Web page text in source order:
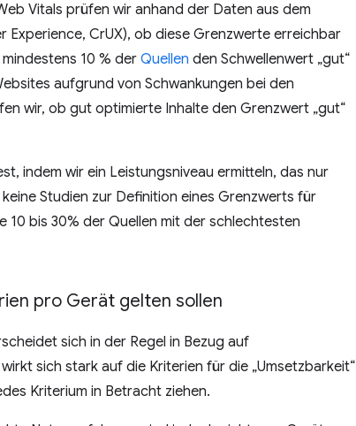
Vitals prüfen wir anhand der Daten aus dem
Experience, CrUX), ob diese Grenzwerte erreichbar
10 % derQuellen den Schwellenwert „gut“
aufgrund von Schwankungen bei den
wir, ob gut optimierte Inhalte den Grenzwert „gut“
indem wir ein Leistungsniveau ermitteln, das nur
Studien zur Definition eines Grenzwerts für
10 bis 30% der Quellen mit der schlechtesten
pro Gerät gelten sollen
sich in der Regel in Bezug auf
sich stark auf die Kriterien für die „Umsetzbarkeit“
Kriterium in Betracht ziehen.